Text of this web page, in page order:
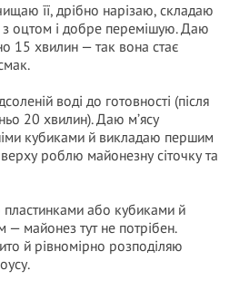
її, дрібно нарізаю, складаю
оцтом і добре перемішую. Даю
15 хвилин — так вона стає
воді до готовності (після
20 хвилин). Даю м’ясу
кубиками й викладаю першим
роблю майонезну сіточку та
або кубиками й
майонез тут не потрібен.
й рівномірно розподіляю